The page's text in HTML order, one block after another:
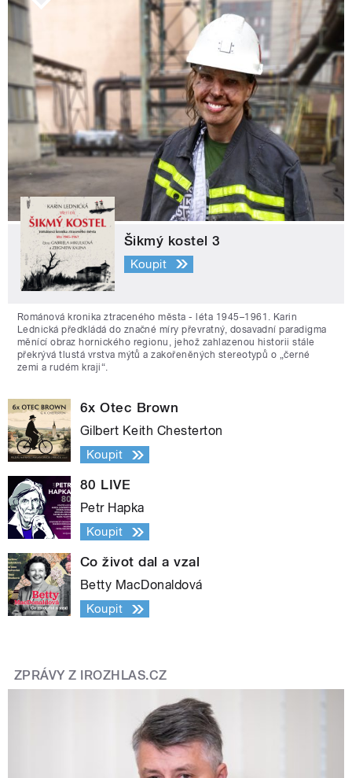
Šikmý kostel 3
Koupit
Románová kronika ztraceného města - léta 1945–1961. Karin
Lednická předkládá do značné míry převratný, dosavadní paradigma
měnící obraz hornického regionu, jehož zahlazenou historii stále
překrývá tlustá vrstva mýtů a zakořeněných stereotypů o „černé
zemi a rudém kraji“.
6x Otec Brown
Gilbert Keith Chesterton
Koupit
80 LIVE
Petr Hapka
Koupit
Co život dal a vzal
Betty MacDonaldová
Koupit
ZPRÁVY Z IROZHLAS.CZ